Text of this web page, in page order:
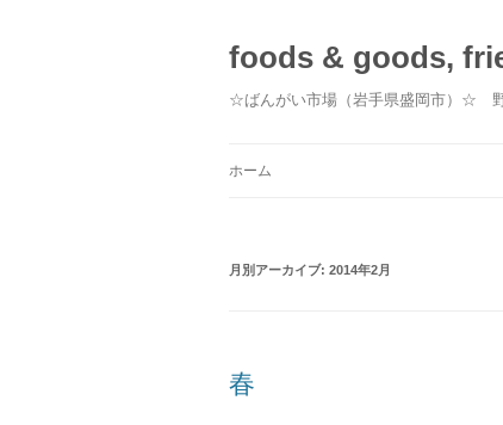
foods & goods,
☆ばんがい市場（岩手県盛岡市）☆ 野
ホーム
月別アーカイブ: 2014年2月
春